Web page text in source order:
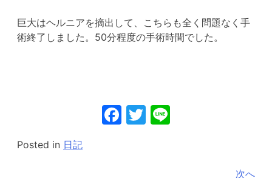
巨大はヘルニアを摘出して、こちらも全く問題なく手
術終了しました。50分程度の手術時間でした。
Facebook
Twitter
Posted in 日記
次へ